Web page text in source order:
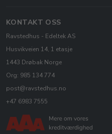
KONTAKT OSS
Ravstedhus - Edeltek AS
Husvikveien 14, 1 etasje
1443 Drøbak Norge
Org: 985 134 774
post@ravstedhus.no
+47 6983 7555